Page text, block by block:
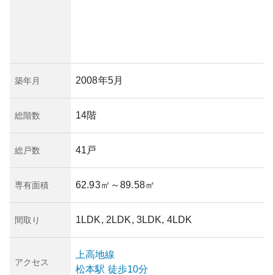
築年月 2008年5月
総階数 14階
総戸数 41戸
専有面積 62.93㎡ ～89.58㎡
間取り 1LDK, 2LDK, 3LDK, 4LDK
アクセス
上高地線
松本駅 徒歩10分